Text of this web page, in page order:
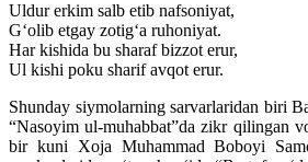
Uldur erkim salb etib nafsoniyat,
Gʻolib etgay zotigʻa ruhoniyat.
Har kishida bu sharaf bizzot erur,
Ul kishi poku sharif avqot erur.
Shunday siymolarning sarvarlaridan biri
“Nasoyim ul-muhabbat”da zikr qilingan
bir kuni Xoja Muhammad Boboyi